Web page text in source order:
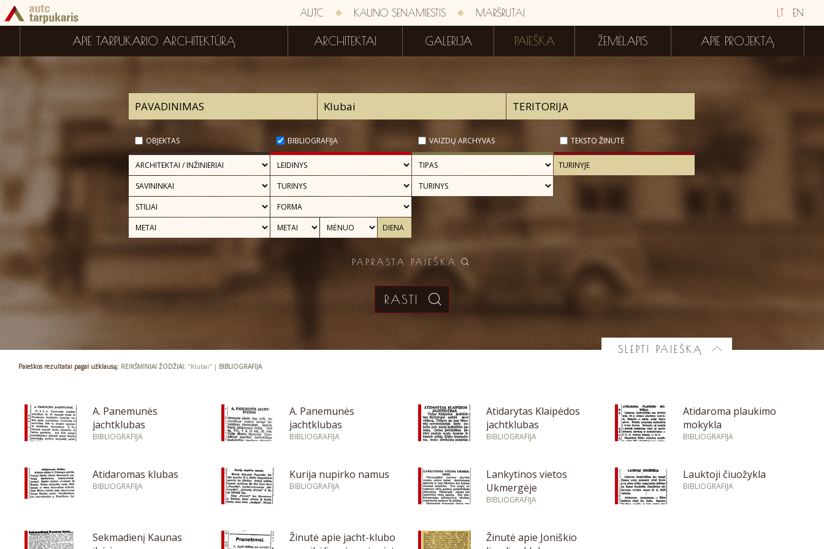
LT EN
AUTC KAUNO SENAMIESTIS MARŠRUTAI
APIE TARPUKARIO ARCHITEKTŪRĄ ARCHITEKTAI GALERIJA PAIEŠKA ŽEMĖLAPIS APIE PROJEKTĄ
OBJEKTAS BIBLIOGRAFIJA VAIZDŲ ARCHYVAS TEKSTO ŽINUTĖ
PAPRASTA PAIEŠKA
SLĖPTI PAIEŠKĄ
Paieškos rezultatai pagal užklausą: REIKŠMINIAI ŽODŽIAI: "Klubai" | BIBLIOGRAFIJA
A. Panemunės
jachtklubas
BIBLIOGRAFIJA
A. Panemunės
jachtklubas
BIBLIOGRAFIJA
Atidarytas Klaipėdos
jachtklubas
BIBLIOGRAFIJA
Atidaroma plaukimo
mokykla
BIBLIOGRAFIJA
Atidaromas klubas
BIBLIOGRAFIJA
Kurija nupirko namus
BIBLIOGRAFIJA
Lankytinos vietos
Ukmergėje
BIBLIOGRAFIJA
Lauktoji čiuožykla
BIBLIOGRAFIJA
Sekmadienį Kaunas
Žinutė apie jacht-klubo
Žinutė apie Joniškio